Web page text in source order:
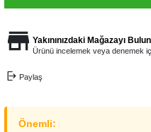
Yakınınızdaki Mağazayı Bulun
Ürünü incelemek veya denemek
Paylaş
Önemli: